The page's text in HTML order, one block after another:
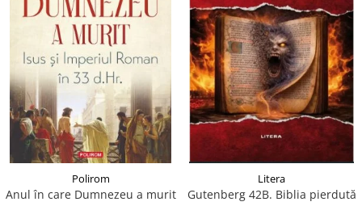
Polirom
Anul în care Dumnezeu a murit
Litera
Gutenberg 42B. Biblia pierdută